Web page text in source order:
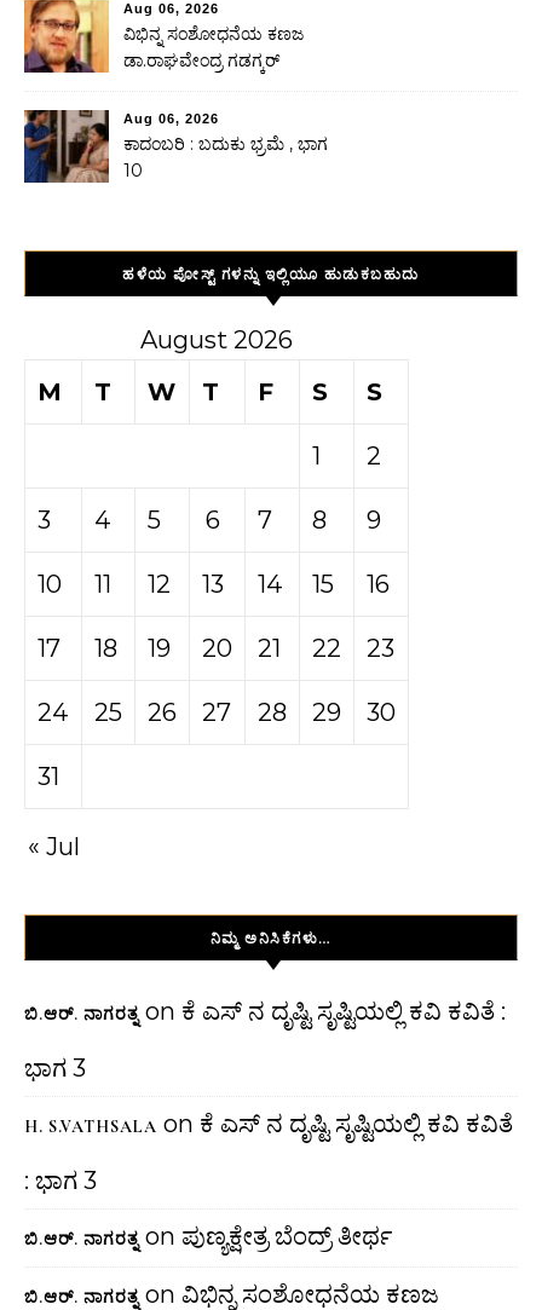
Aug 06, 2026
ವಿಭಿನ್ನ ಸಂಶೋಧನೆಯ ಕಣಜ
ಡಾ.ರಾಘವೇಂದ್ರ ಗಡಗ್ಕರ್
Aug 06, 2026
ಕಾದಂಬರಿ : ಬದುಕು ಭ್ರಮೆ , ಭಾಗ
10
ಹಳೆಯ ಪೋಸ್ಟ್ ಗಳನ್ನು ಇಲ್ಲಿಯೂ ಹುಡುಕಬಹುದು
August 2026
M
T W T F S S
1 2
3 4 5 6 7 8 9
10 11 12 13 14 15 16
17 18 19 20 21 22 23
24 25 26 27 28 29 30
31
« Jul
ನಿಮ್ಮ ಅನಿಸಿಕೆಗಳು…
ಬಿ.ಆರ್. ನಾಗರತ್ನ on ಕೆ ಎಸ್ ನ ದೃಷ್ಟಿ ಸೃಷ್ಟಿಯಲ್ಲಿ ಕವಿ ಕವಿತೆ :
ಭಾಗ 3
H. S.VATHSALA on ಕೆ ಎಸ್ ನ ದೃಷ್ಟಿ ಸೃಷ್ಟಿಯಲ್ಲಿ ಕವಿ ಕವಿತೆ
: ಭಾಗ 3
ಬಿ.ಆರ್. ನಾಗರತ್ನ on ಪುಣ್ಯಕ್ಷೇತ್ರ ಬೆಂದ್ರ್ ತೀರ್ಥ
ಬಿ.ಆರ್. ನಾಗರತ್ನ on ವಿಭಿನ್ನ ಸಂಶೋಧನೆಯ ಕಣಜ